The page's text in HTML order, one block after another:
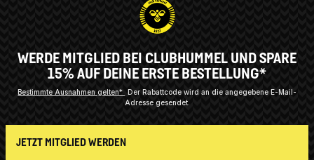
WERDE MITGLIED BEI CLUBHUMMEL UND SPARE
15% AUF DEINE ERSTE BESTELLUNG*
Bestimmte Ausnahmen gelten*
Der Rabattcode wird an die angegebene E-Mail-
Adresse gesendet.
JETZT MITGLIED WERDEN